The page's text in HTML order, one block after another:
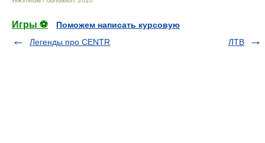
Игры ⚽
Поможем написать курсовую
Легенды про CENTR
ЛТВ